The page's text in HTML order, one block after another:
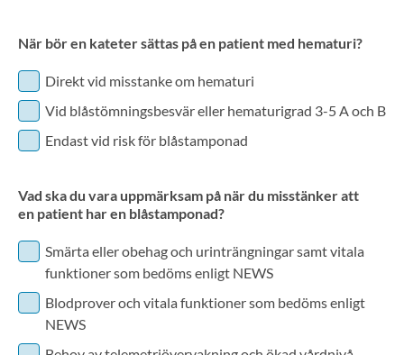
När bör en kateter sättas på en patient med hematuri?
Direkt vid misstanke om hematuri
Vid blåstömningsbesvär eller hematurigrad 3-5 A och B
Endast vid risk för blåstamponad
Vad ska du vara uppmärksam på när du misstänker att
en patient har en blåstamponad?
Smärta eller obehag och urinträngningar samt vitala
funktioner som bedöms enligt NEWS
Blodprover och vitala funktioner som bedöms enligt
NEWS